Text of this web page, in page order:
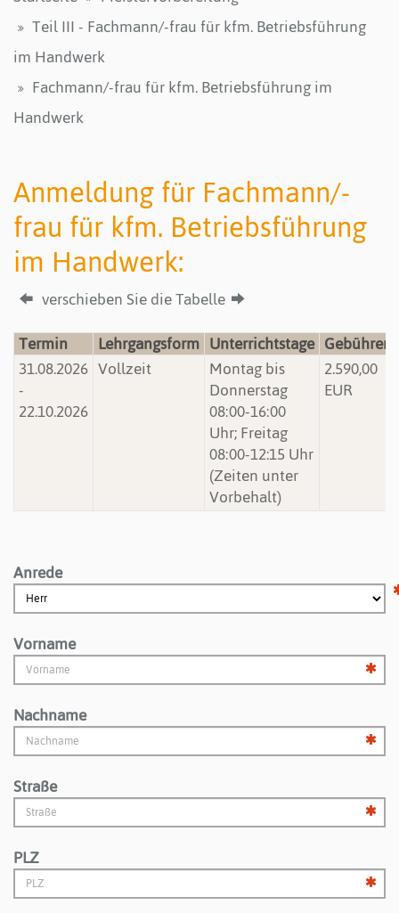
Teil III - Fachmann/-frau für kfm. Betriebsführung
im Handwerk
Fachmann/-frau für kfm. Betriebsführung im
Handwerk
Anmeldung für Fachmann/-
frau für kfm. Betriebsführung
im Handwerk:
verschieben Sie die Tabelle
Termin
Lehrgangsform Unterrichtstage Gebühren
31.08.2026
-
22.10.2026
Vollzeit Montag bis
Donnerstag
08:00-16:00
Uhr; Freitag
08:00-12:15 Uhr
(Zeiten unter
Vorbehalt)
2.590,00
EUR
Anrede
Vorname
Nachname
Straße
PLZ